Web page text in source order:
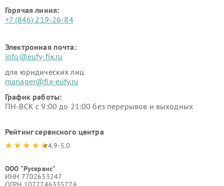
Горячая линия:
+7 (846) 219-26-84
Электронная почта:
info@eufy-fix.ru
для юридических лиц
manager@fix-eufy.ru
График работы:
ПН-ВСК с 9:00 до 21:00 без перерывов и выходных
Рейтинг сервисного центра
4.9-5.0
ООО "Русервис"
ИНН 7702633247